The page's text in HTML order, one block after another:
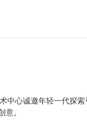
中心诚邀年轻一代探
意。